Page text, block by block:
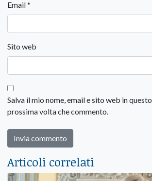
Email*
Sito web
Salva il mio nome, email e sito web in
prossima volta che commento.
Articoli correlati